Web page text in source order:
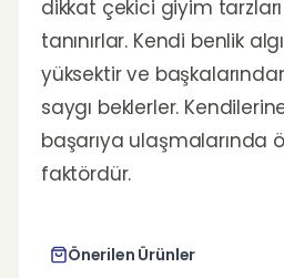
dikkat çekici giyim
tanınırlar. Kendi benlik
yüksektir ve
saygı beklerler.
başarıya ulaşmalarında
faktördür.
Önerilen Ürünler